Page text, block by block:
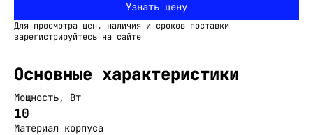
Узнать цену
Для просмотра цен, наличия и сроков поставки
зарегистрируйтесь на сайте
Основные характеристики
Мощность, Вт
10
Материал корпуса